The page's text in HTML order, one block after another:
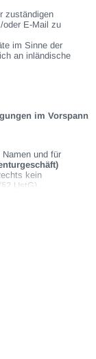
zuständigen
oder E-Mail zu
im Sinne der
an inländische
im Vorspann
und für
kein
UstG).
Sie bitte den
und
vor
werden.
B und G unserer